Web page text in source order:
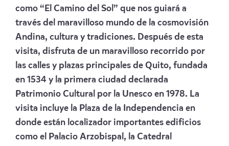
como “El Camino del Sol” que nos guiará a
través del maravilloso mundo de la cosmovisión
Andina, cultura y tradiciones. Después de esta
visita, disfruta de un maravilloso recorrido por
las calles y plazas principales de Quito, fundada
en 1534 y la primera ciudad declarada
Patrimonio Cultural por la Unesco en 1978. La
visita incluye la Plaza de la Independencia en
donde están localizador importantes edificios
como el Palacio Arzobispal, la Catedral